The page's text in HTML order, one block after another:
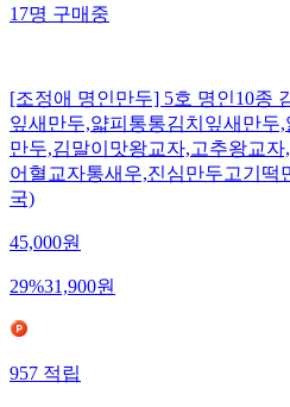
17명구매중
[조정애 명인만두] 5호 명인10종
잎새만두,얇피통통김치잎새만두
만두,김말이맛왕교자,고추왕교
어혈교자통새우,진심만두고기떡
국)
45,000원
29%31,900원
957적립